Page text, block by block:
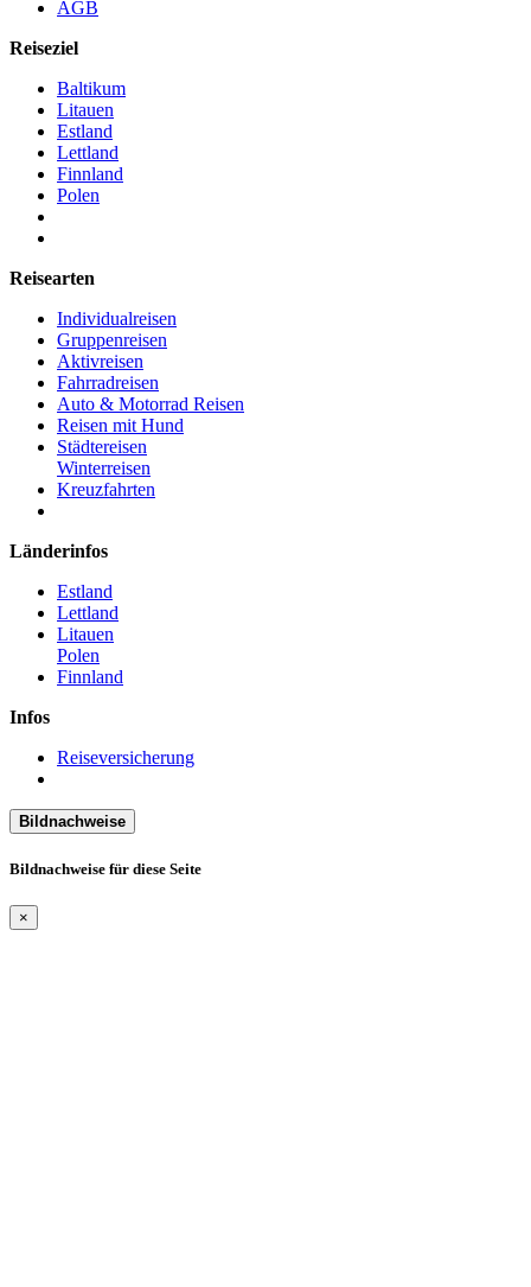
AGB
Reiseziel
Baltikum
Litauen
Estland
Lettland
Finnland
Polen
Reisearten
Individualreisen
Gruppenreisen
Aktivreisen
Fahrradreisen
Auto & Motorrad Reisen
Reisen mit Hund
Städtereisen
Winterreisen
Kreuzfahrten
Länderinfos
Estland
Lettland
Litauen
Polen
Finnland
Infos
Reiseversicherung
Bildnachweise
Bildnachweise für diese Seite
×